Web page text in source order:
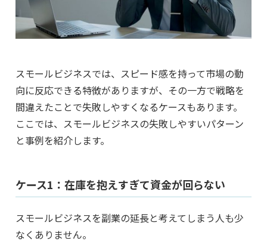
スモールビジネスでは、スピード感を持って市場の動
向に反応できる特徴がありますが、その一方で戦略を
間違えたことで失敗しやすくなるケースもあります。
ここでは、スモールビジネスの失敗しやすいパターン
と事例を紹介します。
ケース1：在庫を抱えすぎて資金が回らない
スモールビジネスを副業の延長と考えてしまう人も少
なくありません。